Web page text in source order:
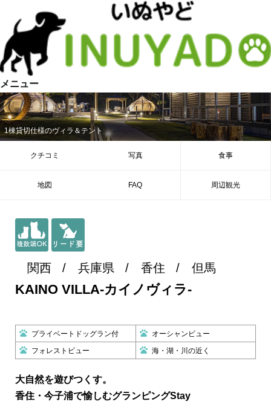
メニュー
1棟貸切仕様のヴィラ＆テント
クチコミ 写真 食事
地図 FAQ 周辺観光
関西 兵庫県 香住 但馬
KAINO VILLA-カイノヴィラ-
プライベートドッグラン付 オーシャンビュー
フォレストビュー 海・湖・川の近く
大自然を遊びつくす。
香住・今子浦で愉しむグランピングStay